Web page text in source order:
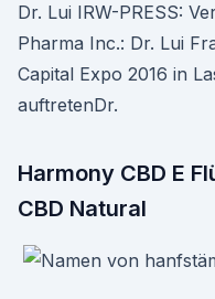
Dr. Lui IRW-PRESS:
Pharma Inc.: Dr. Lui
Capital Expo 2016 in
auftretenDr.
Harmony CBD E
CBD Natural